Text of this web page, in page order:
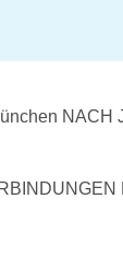
NACH